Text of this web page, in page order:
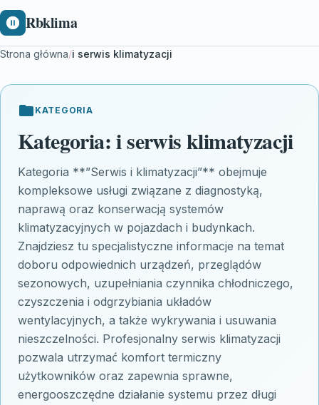
Rbklima
Strona główna/i serwis klimatyzacji
KATEGORIA
Kategoria:i serwis klimatyzacji
Kategoria **”Serwis i klimatyzacji”** obejmuje
kompleksowe usługi związane z diagnostyką,
naprawą oraz konserwacją systemów
klimatyzacyjnych w pojazdach i budynkach.
Znajdziesz tu specjalistyczne informacje na temat
doboru odpowiednich urządzeń, przeglądów
sezonowych, uzupełniania czynnika chłodniczego,
czyszczenia i odgrzybiania układów
wentylacyjnych, a także wykrywania i usuwania
nieszczelności. Profesjonalny serwis klimatyzacji
pozwala utrzymać komfort termiczny
użytkowników oraz zapewnia sprawne,
energooszczędne działanie systemu przez długi